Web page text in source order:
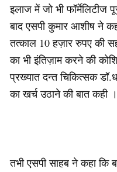
इलाज में जो भी फॉर्मेलिटीज
बाद एसपी कुमार आशीष ने
तत्काल 10 हज़ार रुपए की
का भी इंतिज़ाम करने की
प्रख्यात दन्त चिकित्सक
का खर्च उठाने की बात कही ।
तभी एसपी साहब ने कहा कि